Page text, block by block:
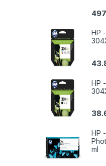
HP
HP
HP
ml